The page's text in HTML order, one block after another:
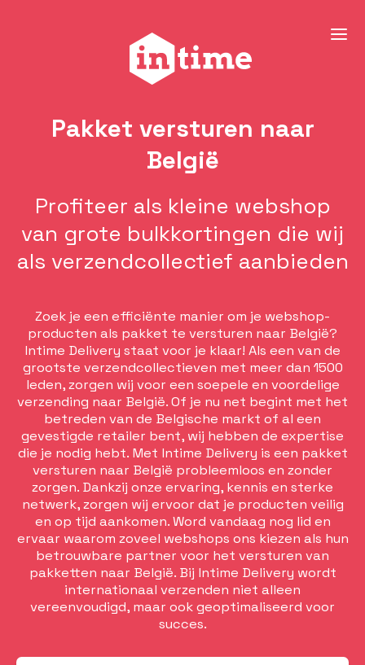
Pakket versturen naar
België
Profiteer als kleine webshop
van grote bulkkortingen die wij
als verzendcollectief aanbieden
Zoek je een efficiënte manier om je webshop-
producten als pakket te versturen naar België?
Intime Delivery staat voor je klaar! Als een van de
grootste verzendcollectieven met meer dan 1500
leden, zorgen wij voor een soepele en voordelige
verzending naar België. Of je nu net begint met het
betreden van de Belgische markt of al een
gevestigde retailer bent, wij hebben de expertise
die je nodig hebt. Met Intime Delivery is een pakket
versturen naar België probleemloos en zonder
zorgen. Dankzij onze ervaring, kennis en sterke
netwerk, zorgen wij ervoor dat je producten veilig
en op tijd aankomen. Word vandaag nog lid en
ervaar waarom zoveel webshops ons kiezen als hun
betrouwbare partner voor het versturen van
pakketten naar België. Bij Intime Delivery wordt
internationaal verzenden niet alleen
vereenvoudigd, maar ook geoptimaliseerd voor
succes.